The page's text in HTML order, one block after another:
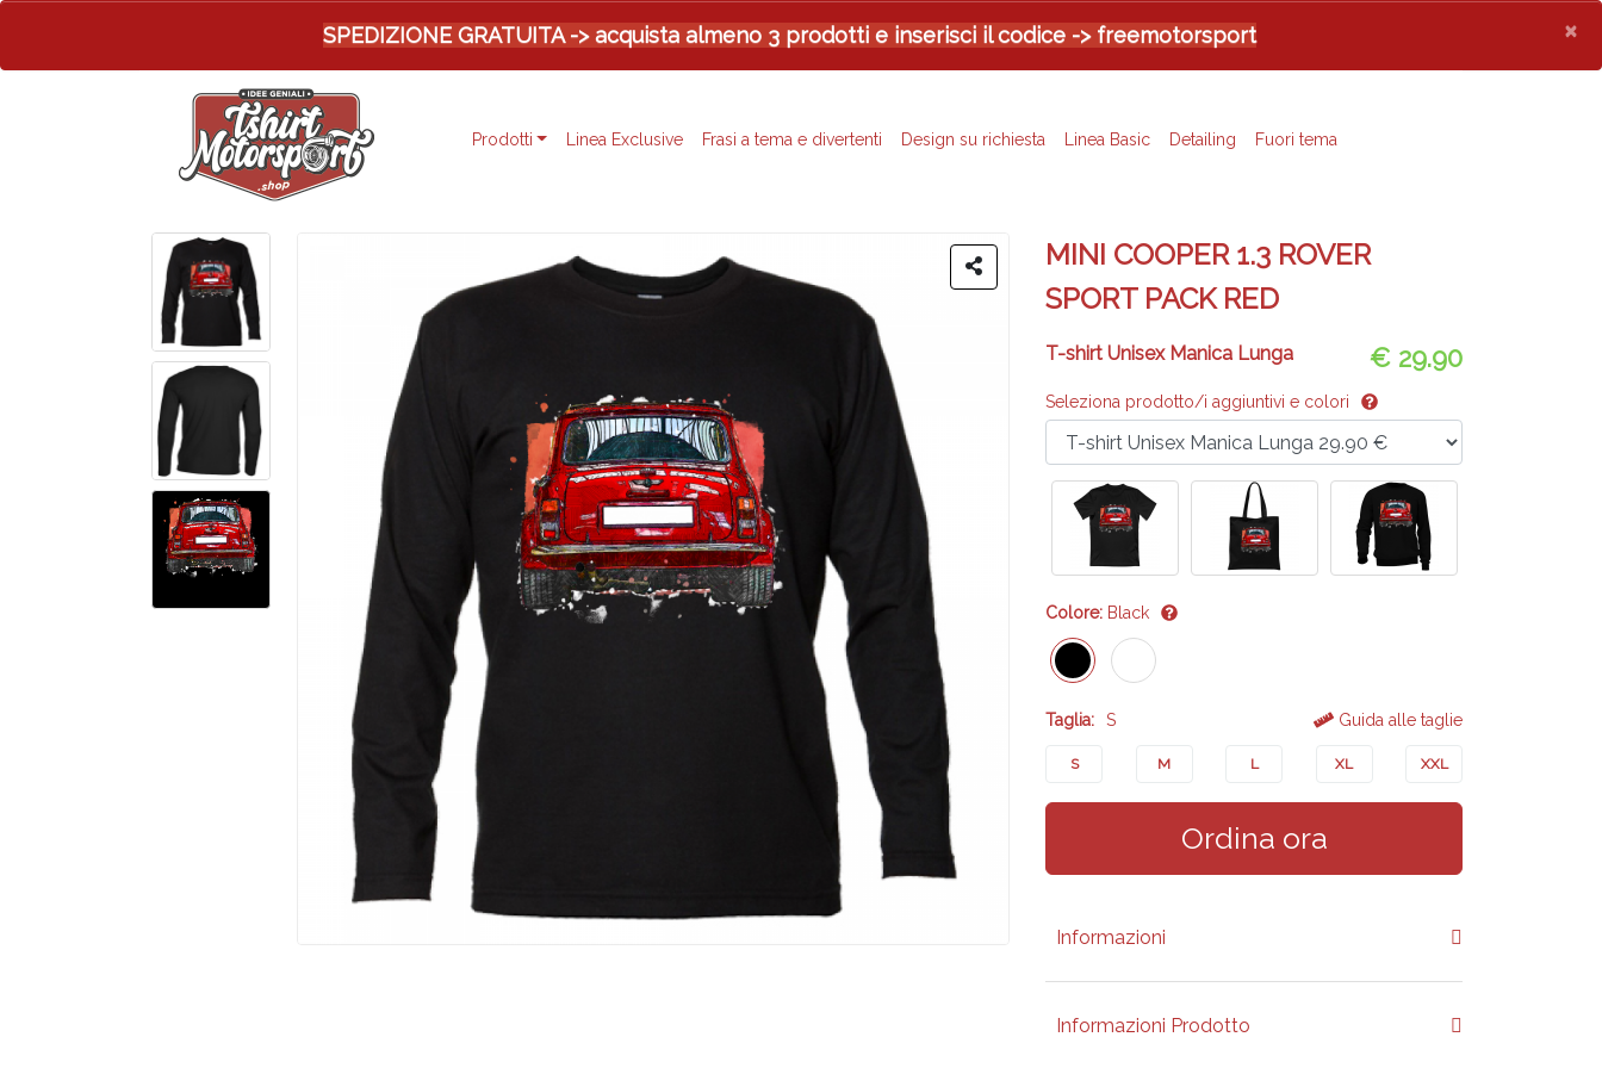
SPEDIZIONE GRATUITA -> acquista almeno 3 prodotti e inserisci il codice -> freemotorsport ×
Prodotti Linea Exclusive Frasi a tema e divertenti Design su richiesta Linea Basic Detailing Fuori tema
MINI COOPER 1.3 ROVER
SPORT PACK RED
T-shirt Unisex Manica Lunga € 29.90
Seleziona prodotto/i aggiuntivi e colori
Colore: Black
Taglia: S Guida alle taglie
S M L XL XXL
Ordina ora
Informazioni
Informazioni Prodotto